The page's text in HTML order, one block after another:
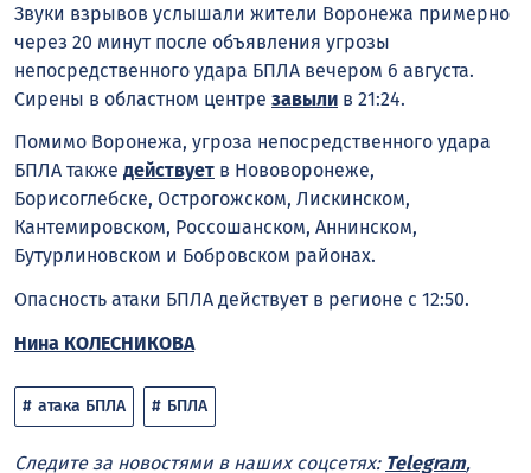
Звуки взрывов услышали жители Воронежа примерно
через 20 минут после объявления угрозы
непосредственного удара БПЛА вечером 6 августа.
Сирены в областном центре завыли в 21:24.
Помимо Воронежа, угроза непосредственного удара
БПЛА также действует в Нововоронеже,
Борисоглебске, Острогожском, Лискинском,
Кантемировском, Россошанском, Аннинском,
Бутурлиновском и Бобровском районах.
Опасность атаки БПЛА действует в регионе с 12:50.
Нина КОЛЕСНИКОВА
атака БПЛА БПЛА
Следите за новостями в наших соцсетях: Telegram,